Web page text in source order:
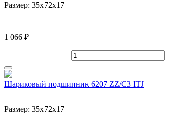
Размер: 35x72x17
1 066 ₽
Шариковый подшипник 6207 ZZ/C3 ITJ
Размер: 35x72x17